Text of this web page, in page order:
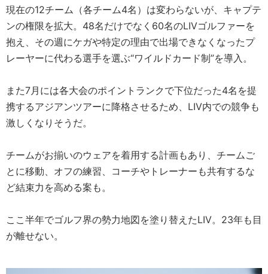
現在の12チーム（各チーム4名）は変わらないが、キャプテ
ンの権限を拡大。48名だけでなく60名のLIVゴルファーを
抱え、その週にケガや特定の理由で出場できなくなったプ
レーヤーに代わる選手を選ぶ“ワイルドカード制”を導入。
また7月には各大会のポイントランクで下位だった4名を提
携するアジアンツアーに降格させるため、LIV内での競争も
激しくなりそうだ。
チームがお揃いのウェアを着用する計画もあり、チームご
とに移動、オフの練習、コーチやトレーナーも共有するな
ど結束力を高める案も。
ここ半年でゴルフ界の勢力地図を塗り替えたLIV。23年も目
が離せない。